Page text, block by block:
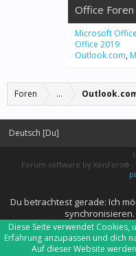
Office Foren
Microsoft Office
Office 2019
Outlook.com,
Foren ...
Deutsch [Du]
Forum software by XenForo® -
Du betrachtest gerade: Ich
synchronisieren.
Diese Seite verwendet
Erfahrung anzupassen und dich
Auf dieser Website